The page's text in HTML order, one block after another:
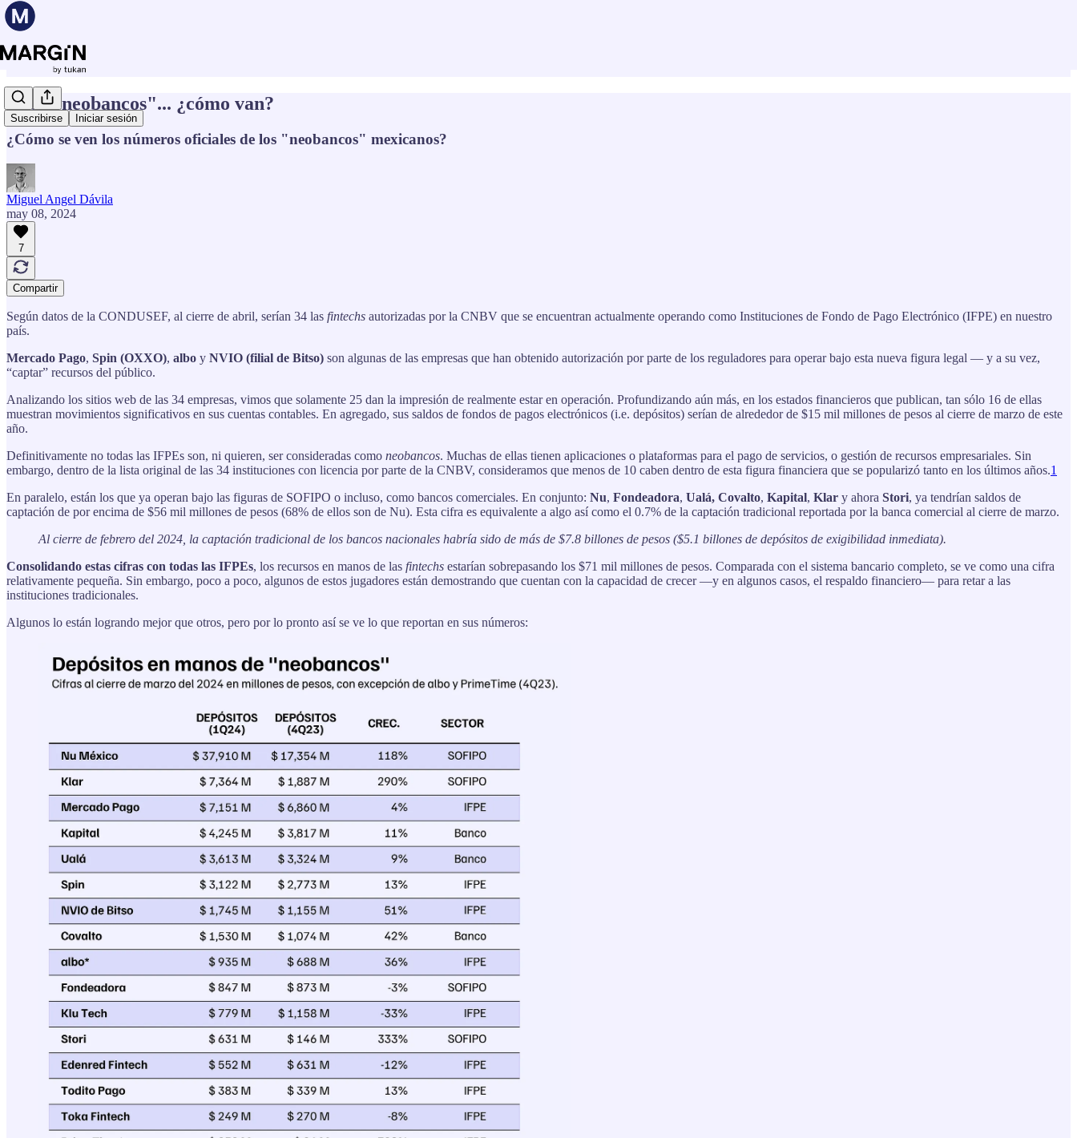
Suscribirse Iniciar sesión
Y los "neobancos"... ¿cómo van?
¿Cómo se ven los números oficiales de los "neobancos" mexicanos?
Miguel Angel Dávila
may 08, 2024
7
Compartir
Según datos de la CONDUSEF, al cierre de abril, serían 34 las fintechs autorizadas por la CNBV que se encuentran actualmente operando como Instituciones de Fondo de Pago Electrónico (IFPE) en nuestro
país.
Mercado Pago, Spin (OXXO), albo y NVIO (filial de Bitso) son algunas de las empresas que han obtenido autorización por parte de los reguladores para operar bajo esta nueva figura legal — y a su vez,
“captar” recursos del público.
Analizando los sitios web de las 34 empresas, vimos que solamente 25 dan la impresión de realmente estar en operación. Profundizando aún más, en los estados financieros que publican, tan sólo 16 de ellas
muestran movimientos significativos en sus cuentas contables. En agregado, sus saldos de fondos de pagos electrónicos (i.e. depósitos) serían de alrededor de $15 mil millones de pesos al cierre de marzo de este
año.
Definitivamente no todas las IFPEs son, ni quieren, ser consideradas como neobancos. Muchas de ellas tienen aplicaciones o plataformas para el pago de servicios, o gestión de recursos empresariales. Sin
embargo, dentro de la lista original de las 34 instituciones con licencia por parte de la CNBV, consideramos que menos de 10 caben dentro de esta figura financiera que se popularizó tanto en los últimos años.1
En paralelo, están los que ya operan bajo las figuras de SOFIPO o incluso, como bancos comerciales. En conjunto: Nu, Fondeadora, Ualá, Covalto, Kapital, Klar y ahora Stori, ya tendrían saldos de
captación de por encima de $56 mil millones de pesos (68% de ellos son de Nu). Esta cifra es equivalente a algo así como el 0.7% de la captación tradicional reportada por la banca comercial al cierre de marzo.
Al cierre de febrero del 2024, la captación tradicional de los bancos nacionales habría sido de más de $7.8 billones de pesos ($5.1 billones de depósitos de exigibilidad inmediata).
Consolidando estas cifras con todas las IFPEs, los recursos en manos de las fintechs estarían sobrepasando los $71 mil millones de pesos. Comparada con el sistema bancario completo, se ve como una cifra
relativamente pequeña. Sin embargo, poco a poco, algunos de estos jugadores están demostrando que cuentan con la capacidad de crecer —y en algunos casos, el respaldo financiero— para retar a las
instituciones tradicionales.
Algunos lo están logrando mejor que otros, pero por lo pronto así se ve lo que reportan en sus números: